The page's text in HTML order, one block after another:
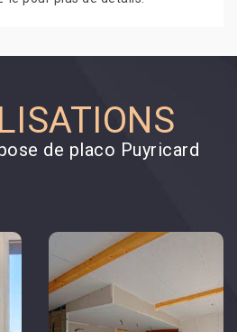
de placo Puyricard